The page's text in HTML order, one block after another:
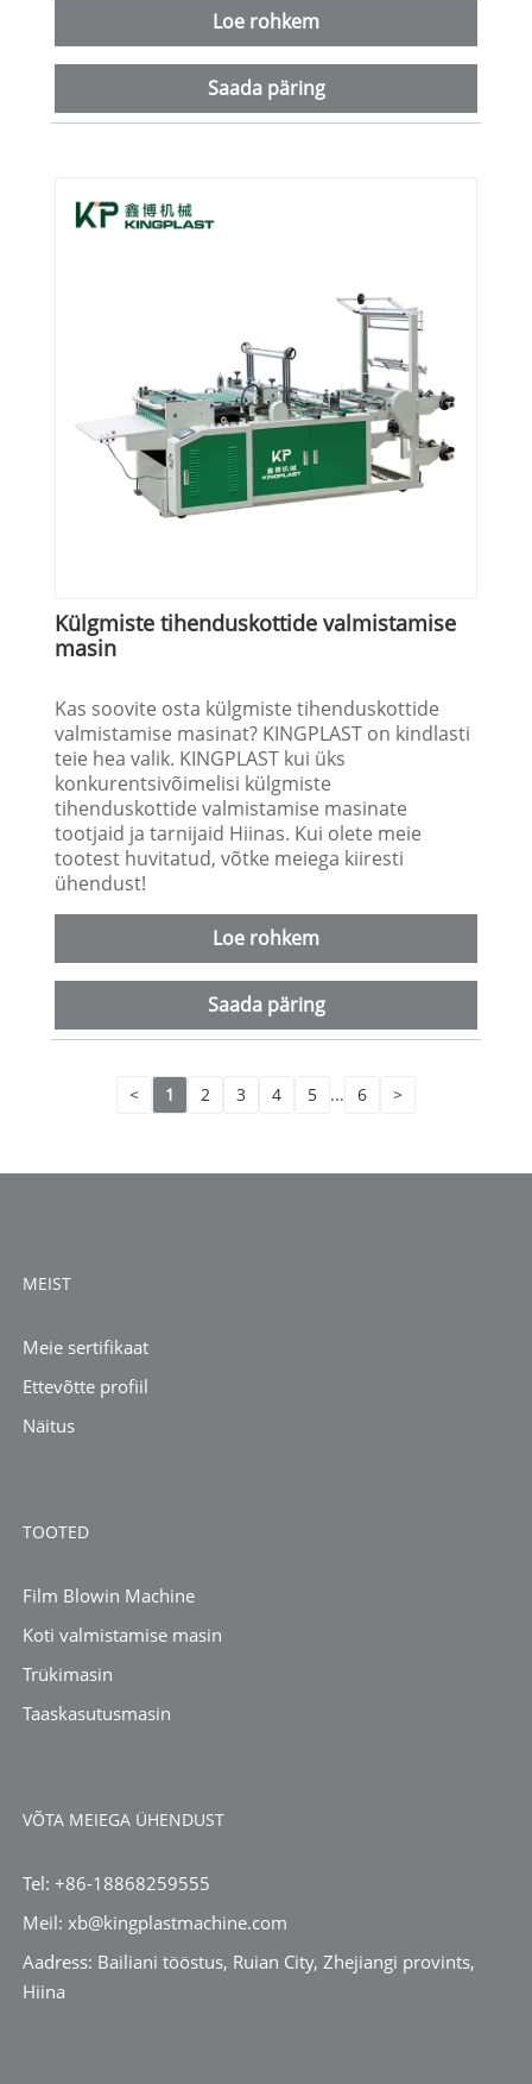
Loe rohkem
Saada päring
Külgmiste tihenduskottide valmistamise
masin
Kas soovite osta külgmiste tihenduskottide
valmistamise masinat? KINGPLAST on kindlasti
teie hea valik. KINGPLAST kui üks
konkurentsivõimelisi külgmiste
tihenduskottide valmistamise masinate
tootjaid ja tarnijaid Hiinas. Kui olete meie
tootest huvitatud, võtke meiega kiiresti
ühendust!
Loe rohkem
Saada päring
< 1 2 3 4 5 ... 6 >
MEIST
Meie sertifikaat
Ettevõtte profiil
Näitus
TOOTED
Film Blowin Machine
Koti valmistamise masin
Trükimasin
Taaskasutusmasin
VÕTA MEIEGA ÜHENDUST
Tel: +86-18868259555
Meil: xb@kingplastmachine.com
Aadress: Bailiani tööstus, Ruian City, Zhejiangi provints,
Hiina